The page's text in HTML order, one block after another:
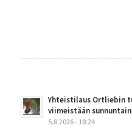
Yhteistilaus Ortliebin
viimeistään
5.8.2026 - 18:24